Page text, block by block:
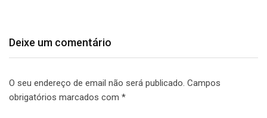
Deixe um comentário
O seu endereço de email não será publicado. Campos
obrigatórios marcados com *